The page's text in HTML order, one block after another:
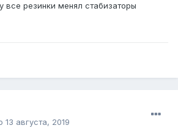
все резинки менял стабизаторы
13 августа, 2019